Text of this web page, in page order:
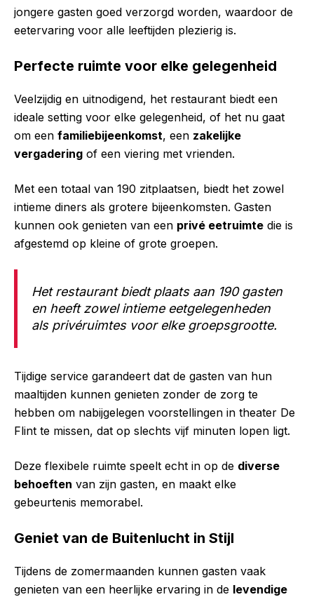
jongere gasten goed verzorgd worden, waardoor de
eetervaring voor alle leeftijden plezierig is.
Perfecte ruimte voor elke gelegenheid
Veelzijdig en uitnodigend, het restaurant biedt een
ideale setting voor elke gelegenheid, of het nu gaat
om een familiebijeenkomst, een zakelijke
vergadering of een viering met vrienden.
Met een totaal van 190 zitplaatsen, biedt het zowel
intieme diners als grotere bijeenkomsten. Gasten
kunnen ook genieten van een privé eetruimte die is
afgestemd op kleine of grote groepen.
Het restaurant biedt plaats aan 190 gasten
en heeft zowel intieme eetgelegenheden
als privéruimtes voor elke groepsgrootte.
Tijdige service garandeert dat de gasten van hun
maaltijden kunnen genieten zonder de zorg te
hebben om nabijgelegen voorstellingen in theater De
Flint te missen, dat op slechts vijf minuten lopen ligt.
Deze flexibele ruimte speelt echt in op de diverse
behoeften van zijn gasten, en maakt elke
gebeurtenis memorabel.
Geniet van de Buitenlucht in Stijl
Tijdens de zomermaanden kunnen gasten vaak
genieten van een heerlijke ervaring in de levendige